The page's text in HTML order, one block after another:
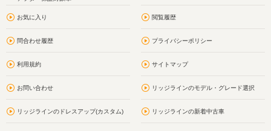
お気に入り 閲覧履歴
問合わせ履歴 プライバシーポリシー
利用規約 サイトマップ
お問い合わせ リッジラインのモデル・グレード選択
リッジラインのドレスアップ(カスタム) リッジラインの新着中古車